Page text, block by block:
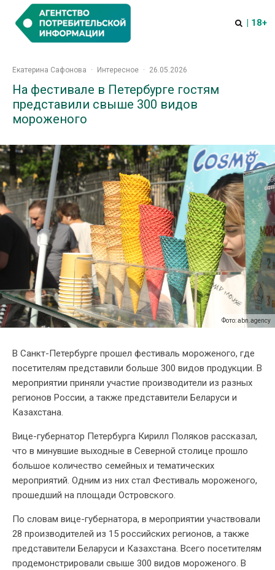
| 18+
Екатерина Сафонова · Интересное · 26.05.2026
На фестивале в Петербурге гостям
представили свыше 300 видов
мороженого
Фото: abn.agency
В Санкт-Петербурге прошел фестиваль мороженого, где
посетителям представили больше 300 видов продукции. В
мероприятии приняли участие производители из разных
регионов России, а также представители Беларуси и
Казахстана.
Вице-губернатор Петербурга Кирилл Поляков рассказал,
что в минувшие выходные в Северной столице прошло
большое количество семейных и тематических
мероприятий. Одним из них стал Фестиваль мороженого,
прошедший на площади Островского.
По словам вице-губернатора, в мероприятии участвовали
28 производителей из 15 российских регионов, а также
представители Беларуси и Казахстана. Всего посетителям
продемонстрировали свыше 300 видов мороженого. В